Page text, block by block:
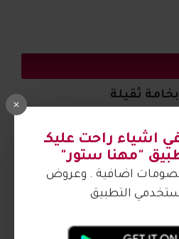
اشياء راحت عليكـ
"مهنا ستور"
اضافية . وعروض
التطبيق
ثقيلة
ستور